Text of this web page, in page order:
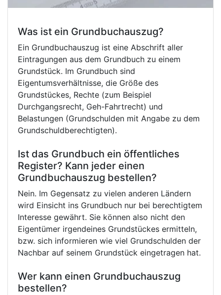
Was ist ein Grundbuchauszug?
Ein Grundbuchauszug ist eine Abschrift aller
Eintragungen aus dem Grundbuch zu einem
Grundstück. Im Grundbuch sind
Eigentumsverhältnisse, die Größe des
Grundstückes, Rechte (zum Beispiel
Durchgangsrecht, Geh-Fahrtrecht) und
Belastungen (Grundschulden mit Angabe zu dem
Grundschuldberechtigten).
Ist das Grundbuch ein öffentliches
Register? Kann jeder einen
Grundbuchauszug bestellen?
Nein. Im Gegensatz zu vielen anderen Ländern
wird Einsicht ins Grundbuch nur bei berechtigtem
Interesse gewährt. Sie können also nicht den
Eigentümer irgendeines Grundstückes ermitteln,
bzw. sich informieren wie viel Grundschulden der
Nachbar auf seinem Grundstück eingetragen hat.
Wer kann einen Grundbuchauszug
bestellen?